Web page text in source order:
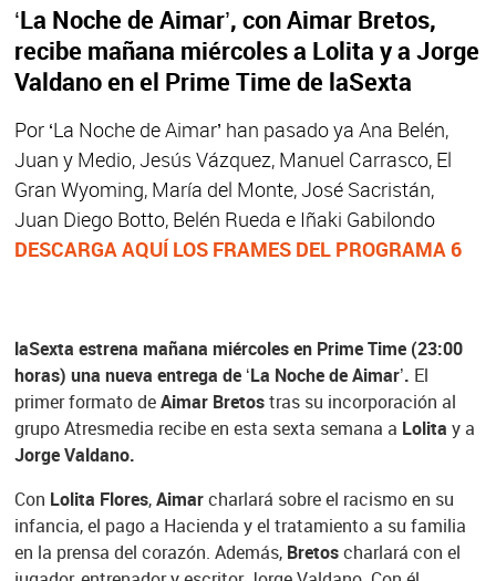
‘La Noche de Aimar’, con Aimar Bretos,
recibe mañana miércoles a Lolita y a Jorge
Valdano en el Prime Time de laSexta
Por ‘La Noche de Aimar’ han pasado ya Ana Belén,
Juan y Medio, Jesús Vázquez, Manuel Carrasco, El
Gran Wyoming, María del Monte, José Sacristán,
Juan Diego Botto, Belén Rueda e Iñaki Gabilondo
DESCARGA AQUÍ LOS FRAMES DEL PROGRAMA 6
laSexta estrena mañana miércoles en Prime Time (23:00
horas) una nueva entrega de ‘La Noche de Aimar’. El
primer formato deAimar Bretostras su incorporación al
grupo Atresmedia recibe en esta sexta semana a Lolita y a
Jorge Valdano.
Con Lolita Flores,Aimarcharlará sobre el racismo en su
infancia, el pago a Hacienda y el tratamiento a su familia
en la prensa del corazón. Además, Bretoscharlará con el